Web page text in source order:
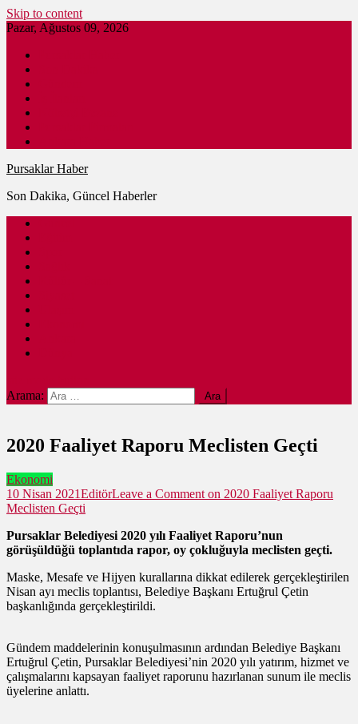
Skip to content
Pazar, Ağustos 09, 2026
Pursaklar Haber
Son Dakika, Güncel Haberler
Arama:
2020 Faaliyet Raporu Meclisten Geçti
Ekonomi
10 Nisan 2021EditörLeave a Comment on 2020 Faaliyet Raporu
Meclisten Geçti
Pursaklar Belediyesi 2020 yılı Faaliyet Raporu’nun
görüşüldüğü toplantıda rapor, oy çokluğuyla meclisten geçti.
Maske, Mesafe ve Hijyen kurallarına dikkat edilerek gerçekleştirilen
Nisan ayı meclis toplantısı, Belediye Başkanı Ertuğrul Çetin
başkanlığında gerçekleştirildi.
Gündem maddelerinin konuşulmasının ardından Belediye Başkanı
Ertuğrul Çetin, Pursaklar Belediyesi’nin 2020 yılı yatırım, hizmet ve
çalışmalarını kapsayan faaliyet raporunu hazırlanan sunum ile meclis
üyelerine anlattı.